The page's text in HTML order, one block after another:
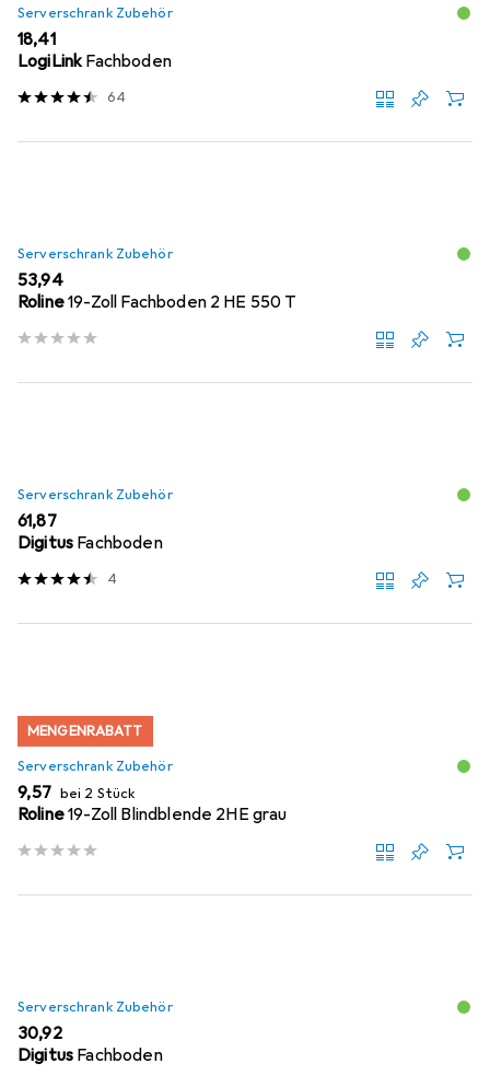
Serverschrank Zubehör
EUR
18,41
LogiLinkFachboden
64
Serverschrank Zubehör
EUR
53,94
Roline19-Zoll Fachboden 2 HE 550 T
Serverschrank Zubehör
EUR
61,87
Digitus Fachboden
4
MENGENRABATT
Serverschrank Zubehör
EUR
9,57 bei 2 Stück
Roline19-Zoll Blindblende 2HE grau
Serverschrank Zubehör
EUR
30,92
Digitus Fachboden